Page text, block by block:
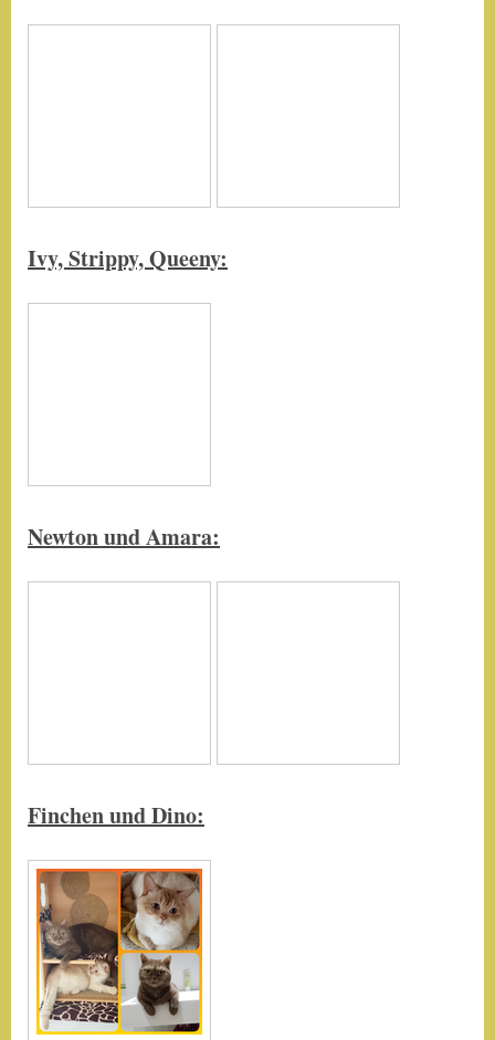
Ivy, Strippy, Queeny:
Newton und Amara:
Finchen und Dino: